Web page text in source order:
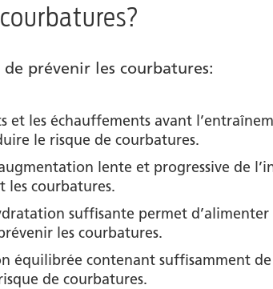
prévenir les courbatures:
et les échauffements avant
le risque de courbatures.
lente et progressive de
les courbatures.
suffisante permet d’alimenter
les courbatures.
contenant suffisamment
de courbatures.